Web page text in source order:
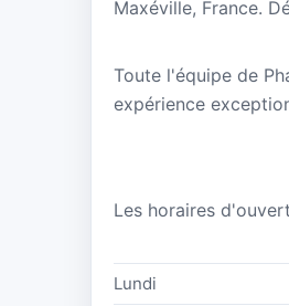
Maxéville, France.
Toute l'équipe de
expérience
Les horaires
Lundi